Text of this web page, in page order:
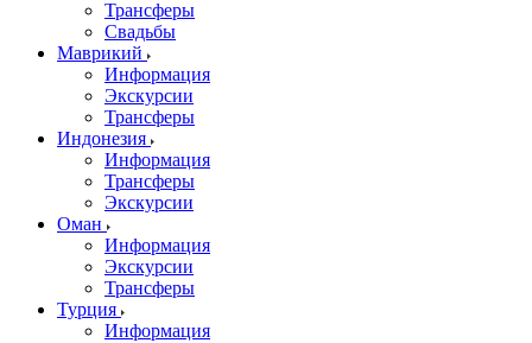
Трансферы
Свадьбы
Маврикий
Информация
Экскурсии
Трансферы
Индонезия
Информация
Трансферы
Экскурсии
Оман
Информация
Экскурсии
Трансферы
Турция
Информация